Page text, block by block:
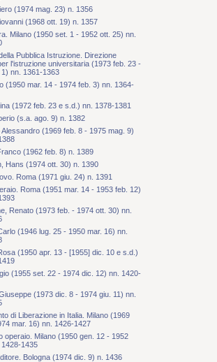
(1974 mag. 23) n. 1356
(1968 ott. 19) n. 1357
Milano (1950 set. 1 - 1952 ott. 25) nn.
Pubblica Istruzione. Direzione
l'istruzione universitaria (1973 feb. 23 -
1) nn. 1361-1363
(1950 mar. 14 - 1974 feb. 3) nn. 1364-
(1972 feb. 23 e s.d.) nn. 1378-1381
(s.a. ago. 9) n. 1382
Alessandro (1969 feb. 8 - 1975 mag. 9)
(1962 feb. 8) n. 1389
Hans (1974 ott. 30) n. 1390
Roma (1971 giu. 24) n. 1391
Roma (1951 mar. 14 - 1953 feb. 12)
Renato (1973 feb. - 1974 ott. 30) nn.
(1946 lug. 25 - 1950 mar. 16) nn.
(1950 apr. 13 - [1955] dic. 10 e s.d.)
(1955 set. 22 - 1974 dic. 12) nn. 1420-
(1973 dic. 8 - 1974 giu. 11) nn.
di Liberazione in Italia. Milano (1969
mar. 16) nn. 1426-1427
operaio. Milano (1950 gen. 12 - 1952
1435
Bologna (1974 dic. 9) n. 1436